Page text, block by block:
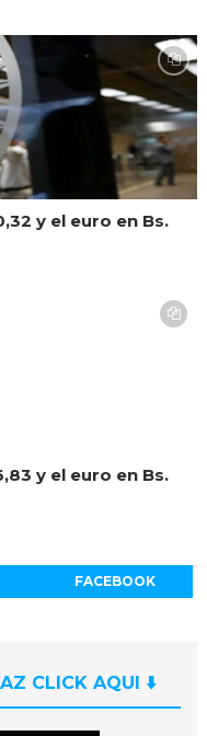
y el euro en Bs.
y el euro en Bs.
FACEBOOK
CLICK AQUI ⬇️